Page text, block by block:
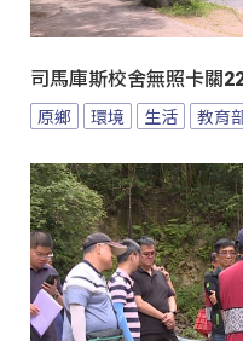
司馬庫斯校舍無照卡關
原鄉 環境 生活 教育